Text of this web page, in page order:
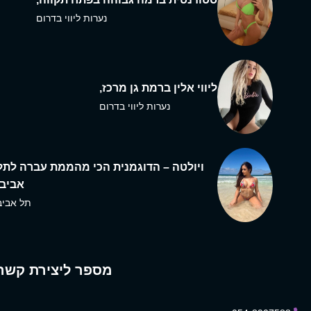
נערות ליווי בדרום
ליווי אלין ברמת גן מרכז,
נערות ליווי בדרום
ויולטה – הדוגמנית הכי מהממת עברה
תל
מספר ליצירת